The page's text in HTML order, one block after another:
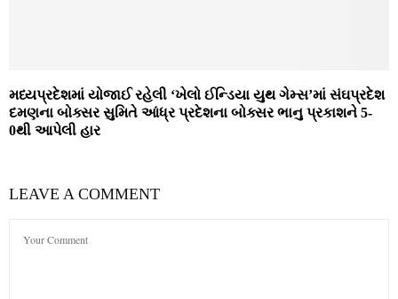
મધ્‍યપ્રદેશમાં યોજાઈ રહેલી ‘ખેલો ઈન્‍ડિયા યુથ ગેમ્‍સ’માં સંઘપ્રદેશ
દમણના બોક્‍સર સુમિતે આંધ્ર પ્રદેશના બોક્‍સર ભાનુ પ્રકાશને 5-
0થી આપેલી હાર
LEAVE A COMMENT